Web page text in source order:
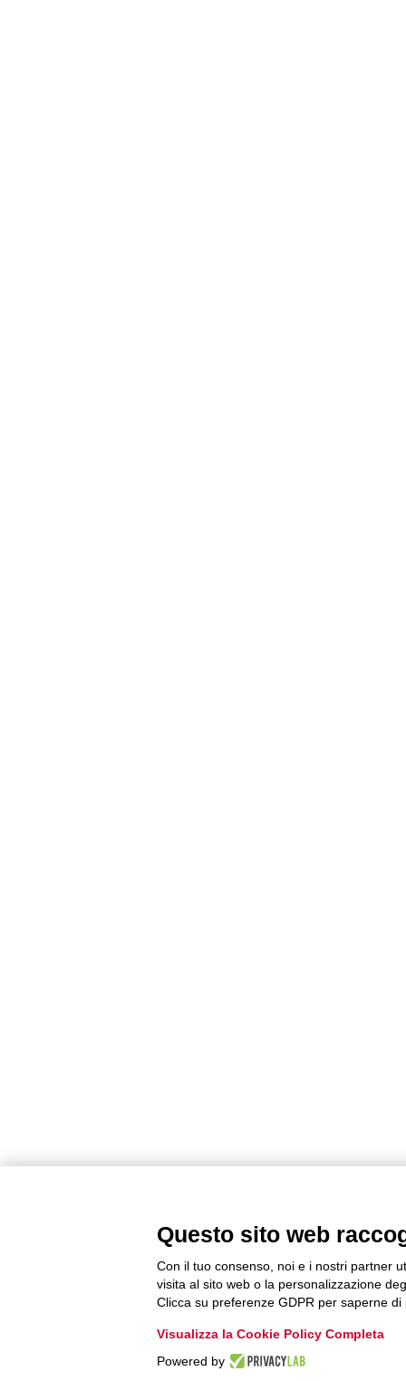
Questo sito web
Con il tuo consenso, noi e i nostri partner
visita al sito web o la personalizzazione
Clicca su preferenze GDPR per saperne di
Visualizza la Cookie Policy Completa
Powered by